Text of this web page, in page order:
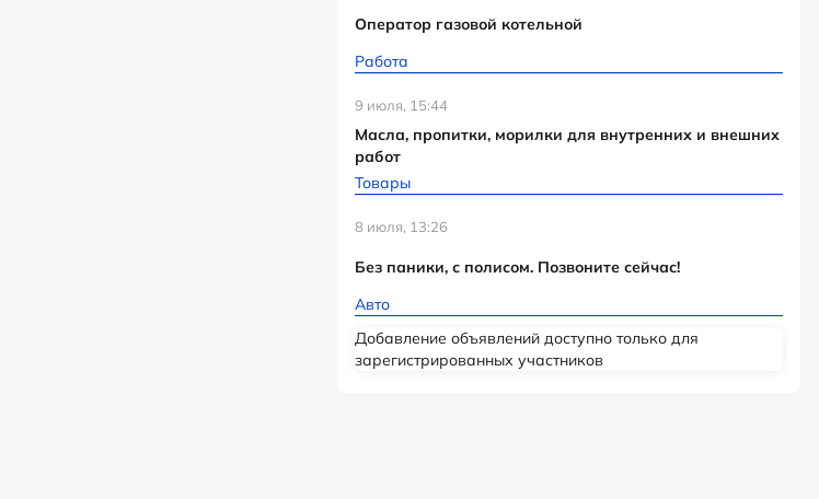
Оператор газовой котельной
Работа
9 июля, 15:44
Масла, пропитки, морилки для внутренних и внешних
работ
Товары
8 июля, 13:26
Без паники, с полисом. Позвоните сейчас!
Авто
Добавление объявлений доступно только для
зарегистрированных участников